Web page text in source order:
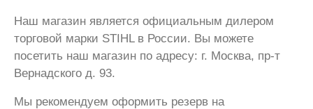
Наш магазин является официальным дилером
торговой марки STIHL в России. Вы можете
посетить наш магазин по адресу: г. Москва, пр-т
Вернадского д. 93.
Мы рекомендуем оформить резерв на